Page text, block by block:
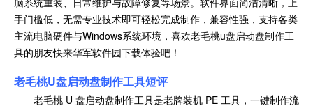
手门槛低，无需专业技术即可轻松完成制作，兼容性强，支持各类
主流电脑硬件与Windows系统环境，喜欢老毛桃u盘启动盘制作工
具的朋友快来华军软件园下载体验吧！
老毛桃U盘启动盘制作工具短评
老毛桃 U 盘启动盘制作工具是老牌装机 PE 工具，一键制作流